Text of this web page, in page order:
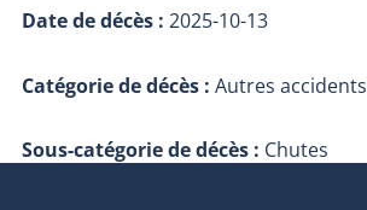
Date de décès : 2025-10-13
Catégorie de décès : Autres accidents
Sous-catégorie de décès : Chutes